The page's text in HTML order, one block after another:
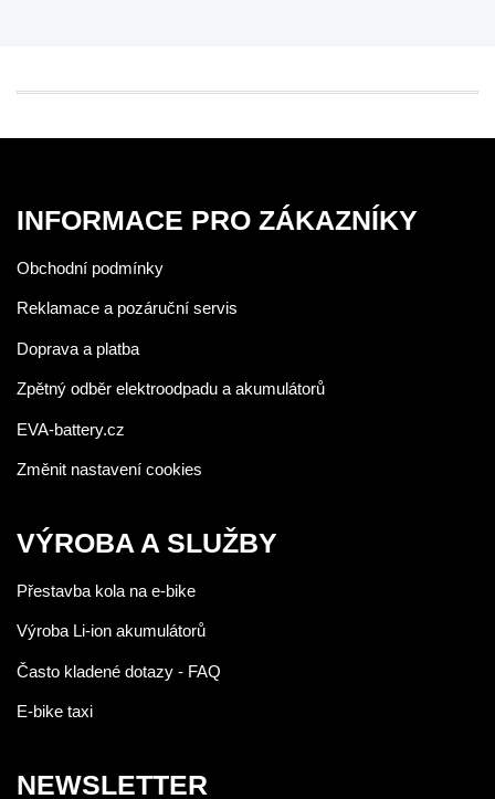
INFORMACE PRO ZÁKAZNÍKY
Obchodní podmínky
Reklamace a pozáruční servis
Doprava a platba
Zpětný odběr elektroodpadu a akumulátorů
EVA-battery.cz
Změnit nastavení cookies
VÝROBA A SLUŽBY
Přestavba kola na e-bike
Výroba Li-ion akumulátorů
Často kladené dotazy - FAQ
E-bike taxi
NEWSLETTER